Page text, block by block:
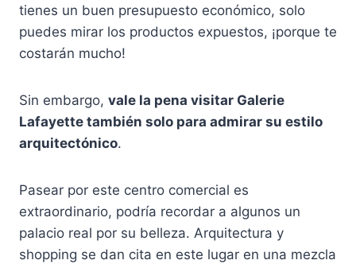
tienes un buen presupuesto económico, solo
puedes mirar los productos expuestos, ¡porque te
costarán mucho!
Sin embargo, vale la pena visitar Galerie
Lafayette también solo para admirar su estilo
arquitectónico.
Pasear por este centro comercial es
extraordinario, podría recordar a algunos un
palacio real por su belleza. Arquitectura y
shopping se dan cita en este lugar en una mezcla